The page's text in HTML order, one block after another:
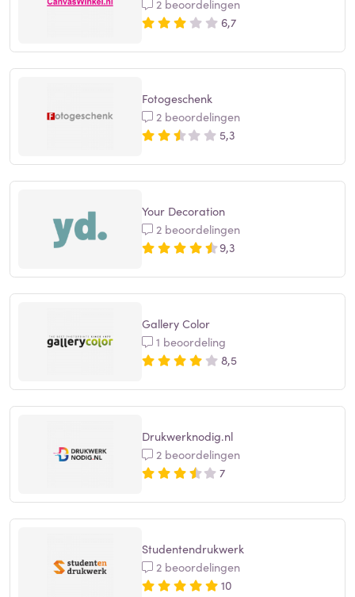
2 beoordelingen
6,7
Fotogeschenk
2 beoordelingen
5,3
Your Decoration
2 beoordelingen
9,3
Gallery Color
1 beoordeling
8,5
Drukwerknodig.nl
2 beoordelingen
7
Studentendrukwerk
2 beoordelingen
10